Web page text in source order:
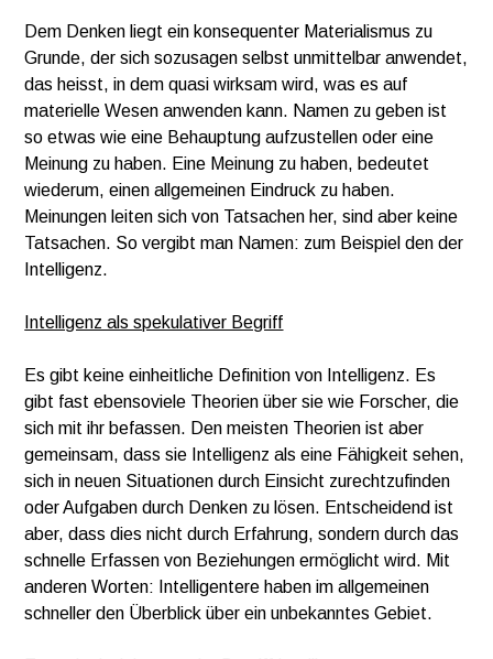
Dem Denken liegt ein konsequenter Materialismus zu
Grunde, der sich sozusagen selbst unmittelbar anwendet,
das heisst, in dem quasi wirksam wird, was es auf
materielle Wesen anwenden kann. Namen zu geben ist
so etwas wie eine Behauptung aufzustellen oder eine
Meinung zu haben. Eine Meinung zu haben, bedeutet
wiederum, einen allgemeinen Eindruck zu haben.
Meinungen leiten sich von Tatsachen her, sind aber keine
Tatsachen. So vergibt man Namen: zum Beispiel den der
Intelligenz.
Intelligenz als spekulativer Begriff
Es gibt keine einheitliche Definition von Intelligenz. Es
gibt fast ebensoviele Theorien über sie wie Forscher, die
sich mit ihr befassen. Den meisten Theorien ist aber
gemeinsam, dass sie Intelligenz als eine Fähigkeit sehen,
sich in neuen Situationen durch Einsicht zurechtzufinden
oder Aufgaben durch Denken zu lösen. Entscheidend ist
aber, dass dies nicht durch Erfahrung, sondern durch das
schnelle Erfassen von Beziehungen ermöglicht wird. Mit
anderen Worten: Intelligentere haben im allgemeinen
schneller den Überblick über ein unbekanntes Gebiet.